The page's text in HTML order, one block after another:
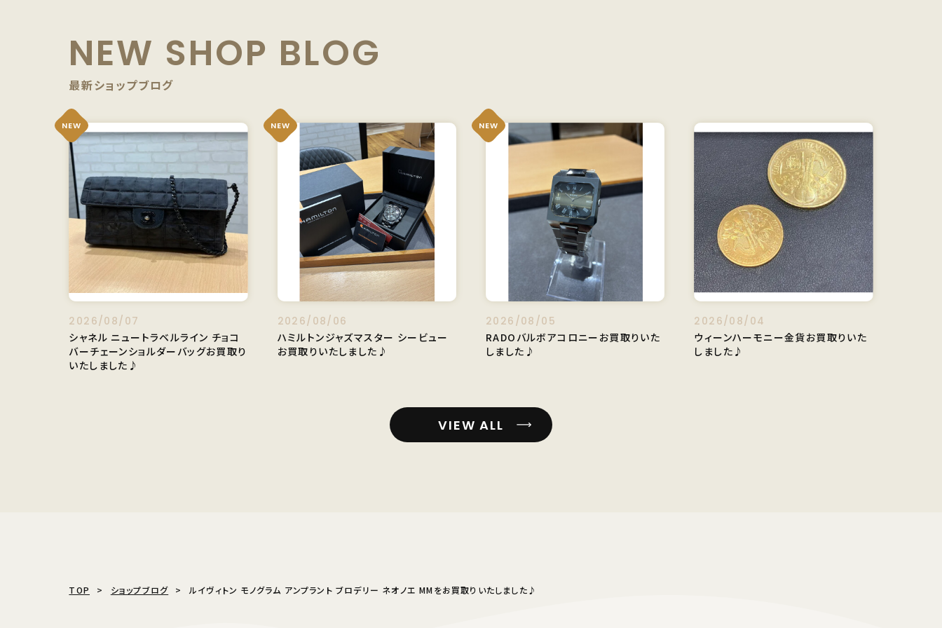
NEW SHOP BLOG
最新ショップブログ
NEW
2026/08/07
シャネル ニュートラベルライン チョコ
バーチェーンショルダーバッグお買取り
いたしました♪
NEW
2026/08/06
ハミルトンジャズマスター シービュー
お買取りいたしました♪
NEW
2026/08/05
RADOバルボアコロニーお買取りいた
しました♪
2026/08/04
ウィーンハーモニー金貨お買取りいた
しました♪
VIEW ALL
TOP ショップブログ ルイヴィトン モノグラム アンプラント ブロデリー ネオノエ MMをお買取りいたしました♪